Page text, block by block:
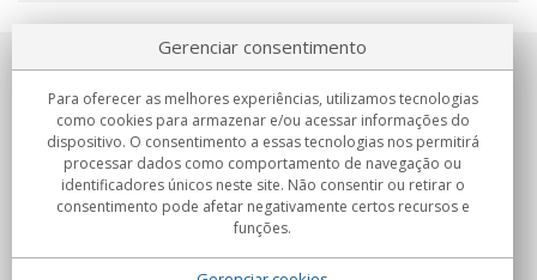
Sobre nosotros
Compromissos
Compras
Gerenciar consentimento
Para oferecer as melhores experiências, utilizamos tecnologias
como cookies para armazenar e/ou acessar informações do
dispositivo. O consentimento a essas tecnologias nos permitirá
processar dados como comportamento de navegação ou
identificadores únicos neste site. Não consentir ou retirar o
consentimento pode afetar negativamente certos recursos e
funções.